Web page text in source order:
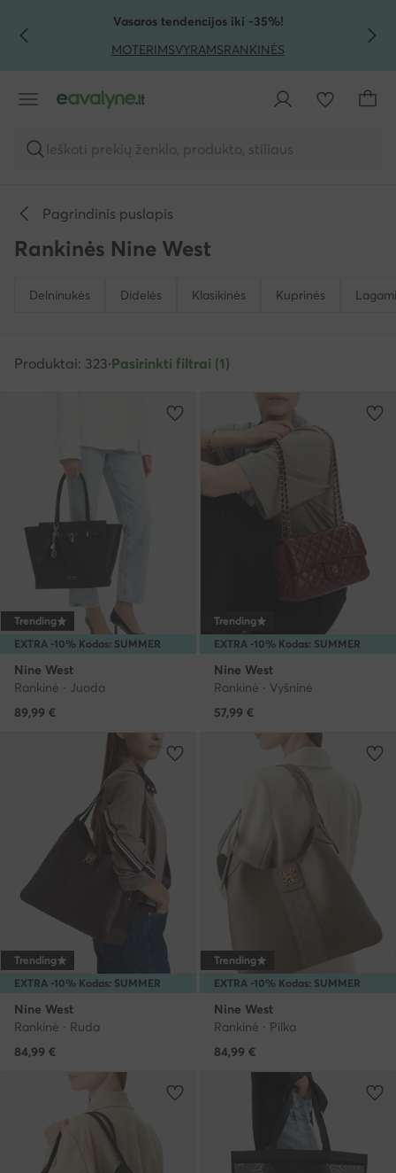
PEREITI PRIE PAGRINDINIO TURINIO
PEREITI Į PAIEŠKĄVasaros tendencijos iki -35%!
MOTERIMSVYRAMSRANKINĖS
Ieškoti prekių ženklo, produkto, stiliaus
Pagrindinis puslapis
Rankinės Nine West
Delninukės Didelės Klasikinės Kuprinės
Produktai: 323·Pasirinkti filtrai (1)
EXTRA -10% Kodas: SUMMER
Trending
Nine West
Rankinė · Juoda
89,99 €
EXTRA -10% Kodas: SUMMER
Trending
Nine West
Rankinė · Vyšninė
57,99 €
EXTRA -10% Kodas: SUMMER
Trending
Nine West
Rankinė · Ruda
84,99 €
EXTRA -10% Kodas: SUMMER
Trending
Nine West
Rankinė · Pilka
84,99 €